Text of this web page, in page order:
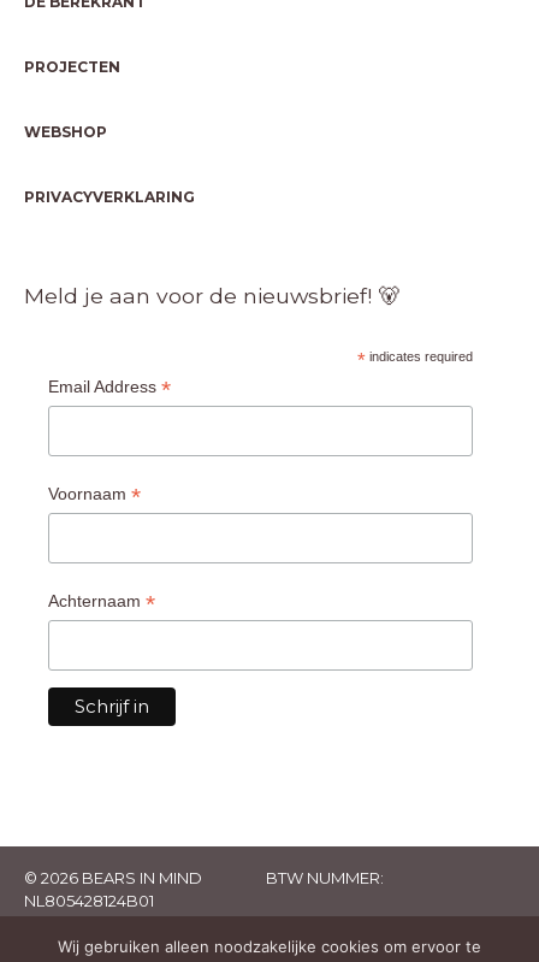
PROJECTEN
WEBSHOP
PRIVACYVERKLARING
Meld je aan voor de nieuwsbrief! 🐻
* indicates required
Email Address *
Voornaam *
Achternaam *
© 2026 BEARS IN MIND
BTW NUMMER:
NL805428124B01
Wij gebruiken alleen noodzakelijke cookies om ervoor te